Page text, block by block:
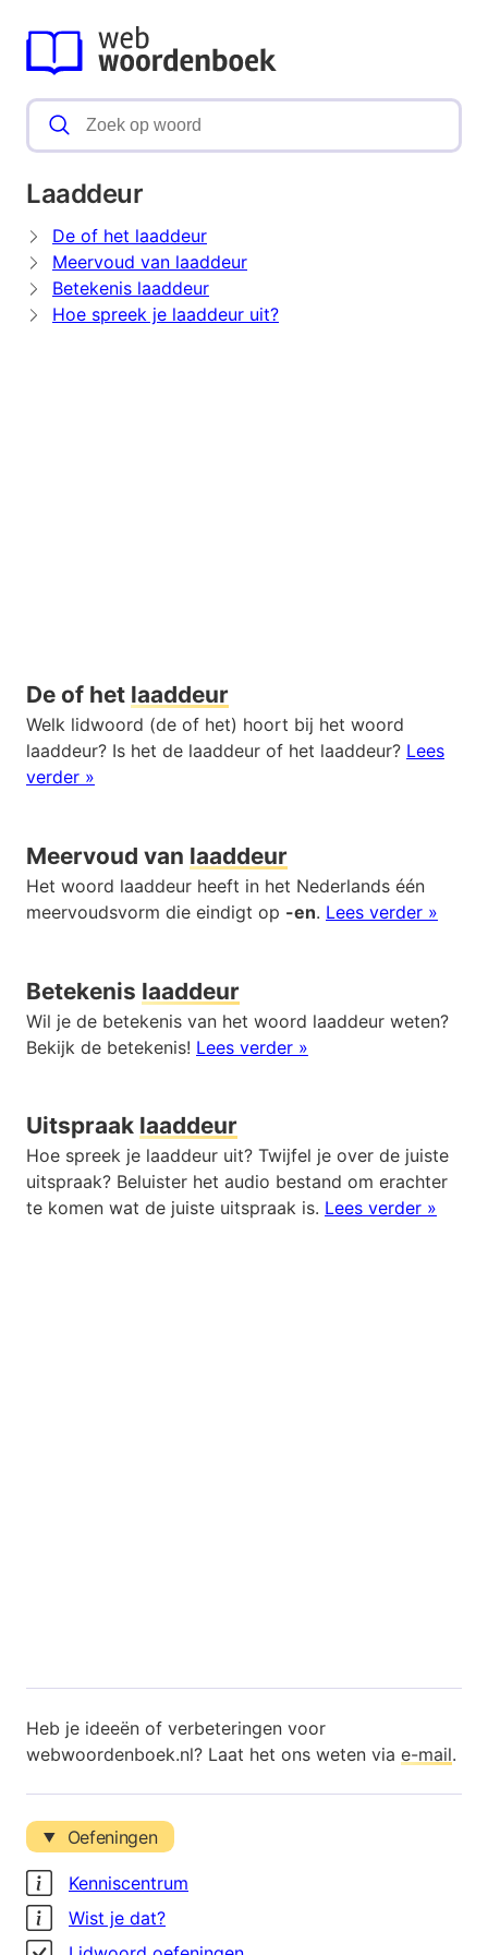
Laaddeur
De of het laaddeur
Meervoud van laaddeur
Betekenis laaddeur
Hoe spreek je laaddeur uit?
De of het laaddeur
Welk lidwoord (de of het) hoort bij het woord
laaddeur? Is het de laaddeur of het laaddeur? Lees
verder »
Meervoud van laaddeur
Het woord laaddeur heeft in het Nederlands één
meervoudsvorm die eindigt op -en. Lees verder »
Betekenis laaddeur
Wil je de betekenis van het woord laaddeur weten?
Bekijk de betekenis! Lees verder »
Uitspraak laaddeur
Hoe spreek je laaddeur uit? Twijfel je over de juiste
uitspraak? Beluister het audio bestand om erachter
te komen wat de juiste uitspraak is. Lees verder »
Heb je ideeën of verbeteringen voor
webwoordenboek.nl? Laat het ons weten via e-mail.
Oefeningen
Kenniscentrum
Wist je dat?